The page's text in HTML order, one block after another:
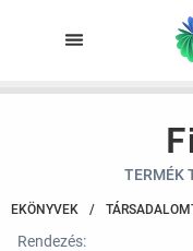
TERMÉK
EKÖNYVEK /
Rendezés: